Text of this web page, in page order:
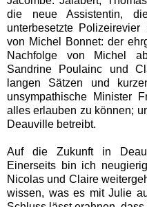
die neue Assistentin,
unterbesetzte
von Michel Bonnet: der
Nachfolge von Michel
Sandrine Poulainc und
langen Sätzen und
unsympathische Minister
alles erlauben zu können;
Deauville betreibt.
Auf die Zukunft in
Einerseits bin ich
Nicolas und Claire
wissen, was es mit Julie